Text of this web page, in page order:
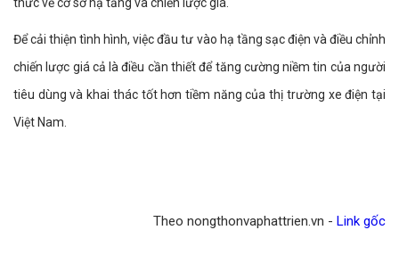
thức về cơ sở hạ tầng và chiến lược giá.
Để cải thiện tình hình, việc đầu tư vào hạ tầng sạc điện và điều chỉnh
chiến lược giá cả là điều cần thiết để tăng cường niềm tin của người
tiêu dùng và khai thác tốt hơn tiềm năng của thị trường xe điện tại
Việt Nam.
Theo nongthonvaphattrien.vn - Link gốc